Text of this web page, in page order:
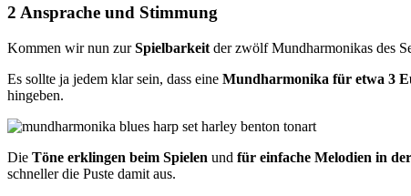
2 Ansprache und Stimmung
Kommen wir nun zurSpielbarkeit der zwölf Mundharmonikas des
Es sollte ja jedem klar sein, dass eine Mundharmonika für etwa 3
hingeben.
Die Töne erklingen beim Spielen und für einfache Melodien in
schneller die Puste damit aus.